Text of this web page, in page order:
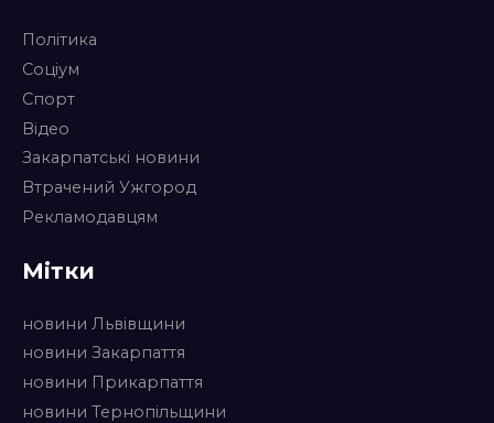
Політика
Соціум
Спорт
Відео
Закарпатські новини
Втрачений Ужгород
Рекламодавцям
Мітки
новини Львівщини
новини Закарпаття
новини Прикарпаття
новини Тернопільщини